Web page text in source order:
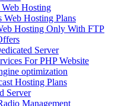
Web Hosting
Web Hosting Plans
Hosting Only With FTP
Server
For PHP Website
optimization
Hosting Plans
Server
Management